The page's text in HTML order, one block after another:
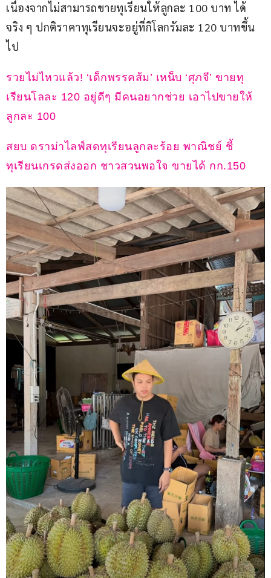
เนื่องจากไม่สามารถขายทุเรียนให้ลูกละ 100 บาท ได้
จริง ๆ ปกติราคาทุเรียนจะอยู่ที่กิโลกรัมละ 120 บาทขึ้น
ไป
รวยไม่ไหวแล้ว! ‘เด็กพรรคส้ม’ เหน็บ ‘ศุภจี’ ขายทุ
เรียนโลละ 120 อยู่ดีๆ มีคนอยากช่วย เอาไปขายให้
ลูกละ 100
สยบ ดราม่าไลฟ์สดทุเรียนลูกละร้อย พาณิชย์ ชี้
ทุเรียนเกรดส่งออก ชาวสวนพอใจ ขายได้ กก.150